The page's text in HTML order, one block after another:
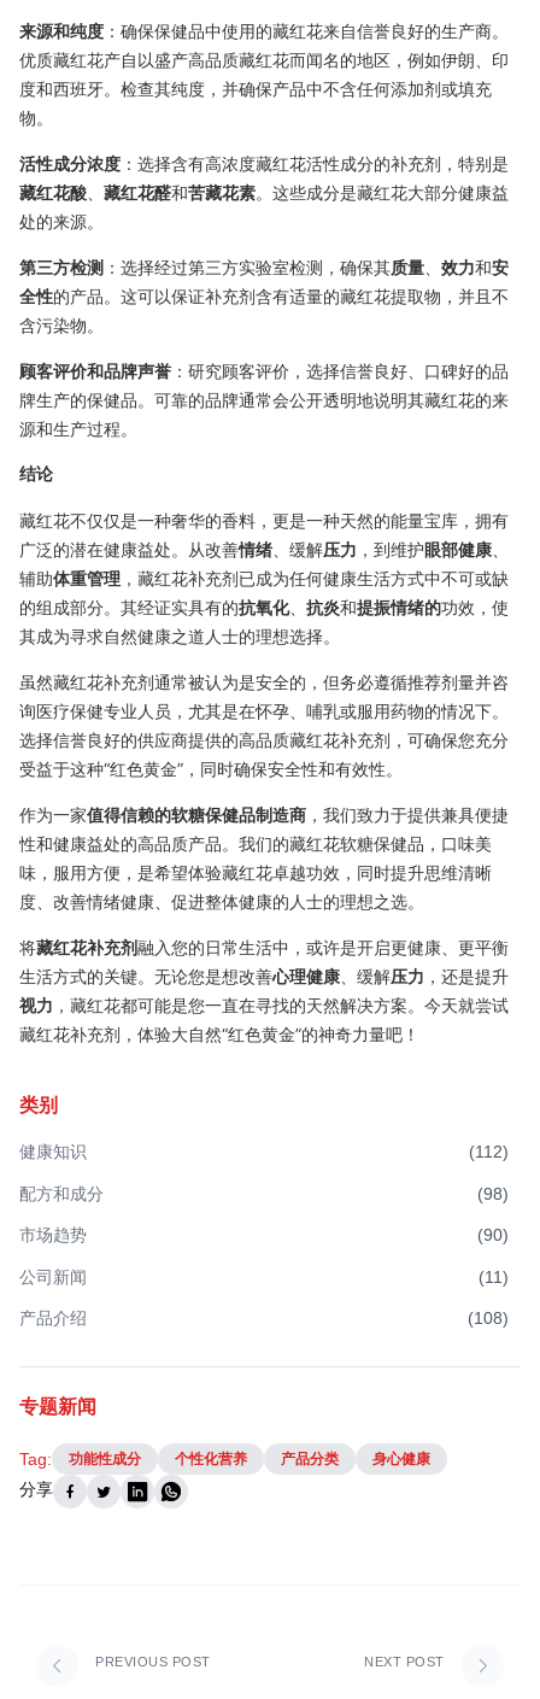
来源和纯度 ：确保保健品中使用的藏红花来自信誉良好的生产商。
优质藏红花产自以盛产高品质藏红花而闻名的地区，例如伊朗、印
度和西班牙。检查其纯度，并确保产品中不含任何添加剂或填充
物。
活性成分浓度 ：选择含有高浓度藏红花活性成分的补充剂，特别是
藏红花酸
藏红花醛和苦藏花素。这些成分是藏红花大部分健康益
处的来源。
第三方检测 ：选择经过第三方实验室检测，确保其质量 效力和安
全性的产品。这可以保证补充剂含有适量的藏红花提取物，并且不
含污染物。
顾客评价和品牌声誉 ：研究顾客评价，选择信誉良好、口碑好的品
牌生产的保健品。可靠的品牌通常会公开透明地说明其藏红花的来
源和生产过程。
结论
藏红花不仅仅是一种奢华的香料，更是一种天然的能量宝库，拥有
广泛的潜在健康益处。从改善情绪 、缓解压力 ，到维护眼部健康
辅助体重管理 ，藏红花补充剂已成为任何健康生活方式中不可或缺
的组成部分。其经证实具有的抗氧化、 抗炎和提振情绪的功效，使
其成为寻求自然健康之道人士的理想选择。
虽然藏红花补充剂通常被认为是安全的，但务必遵循推荐剂量并咨
询医疗保健专业人员，尤其是在怀孕、哺乳或服用药物的情况下。
选择信誉良好的供应商提供的高品质藏红花补充剂，可确保您充分
受益于这种“红色黄金”，同时确保安全性和有效性。
作为一家值得信赖的软糖保健品制造商 ，我们致力于提供兼具便捷
性和健康益处的高品质产品。我们的藏红花软糖保健品，口味美
味，服用方便，是希望体验藏红花卓越功效，同时提升思维清晰
度、改善情绪健康、促进整体健康的人士的理想之选。
将藏红花补充剂融入您的日常生活中，或许是开启更健康、更平衡
生活方式的关键。无论您是想改善心理健康 、缓解压力 ，还是提升
视力 ，藏红花都可能是您一直在寻找的天然解决方案。今天就尝试
藏红花补充剂，体验大自然“红色黄金”的神奇力量吧！
类别
健康知识 (112)
配方和成分 (98)
市场趋势 (90)
公司新闻 (11)
产品介绍 (108)
专题新闻
Tag: 功能性成分 个性化营养 产品分类 身心健康
分享
PREVIOUS POST NEXT POST